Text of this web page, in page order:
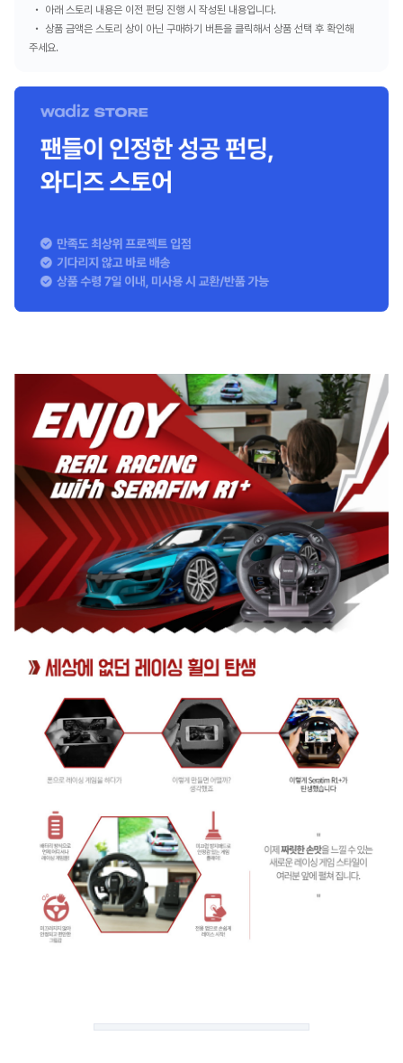
아래 스토리 내용은 이전 펀딩 진행 시 작성된 내용입니다.
상품 금액은 스토리 상이 아닌 구매하기 버튼을 클릭해서 상품 선택 후 확인해
주세요.